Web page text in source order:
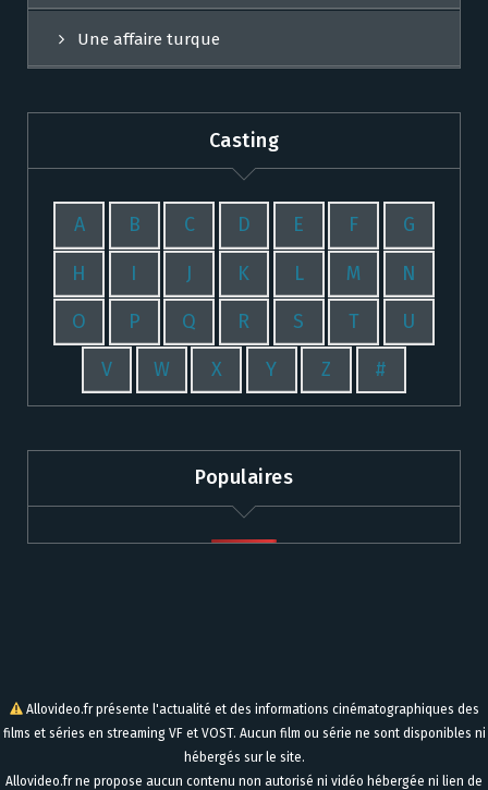
Une affaire turque
Casting
A B C D E F G
H I J K L M N
O P Q R S T U
V W X Y Z #
Populaires
Allovideo.fr présente l'actualité et des informations cinématographiques des
films et séries en streaming VF et VOST. Aucun film ou série ne sont disponibles ni
hébergés sur le site.
Allovideo.fr ne propose aucun contenu non autorisé ni vidéo hébergée ni lien de